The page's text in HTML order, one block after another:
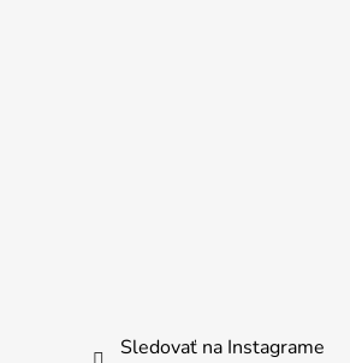
Sledovať na Instagrame